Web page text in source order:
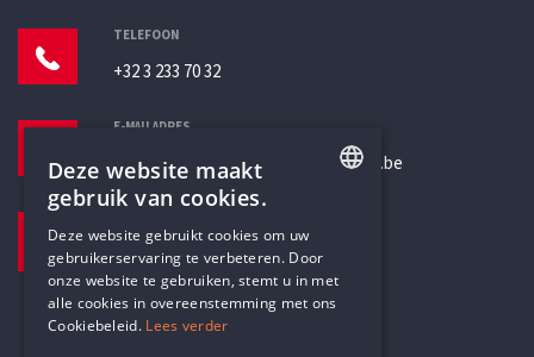
TELEFOON
+32 3 233 70 32
E-MAILADRES
secretariaat@humanistischverbond.be
Pottenbrug 4
Antwerpen, 2000
DUTCH
Deze website maakt
gebruik van cookies.
Deze website gebruikt cookies om uw
gebruikerservaring te verbeteren. Door
onze website te gebruiken, stemt u in met
alle cookies in overeenstemming met ons
Cookiebeleid. Lees verder